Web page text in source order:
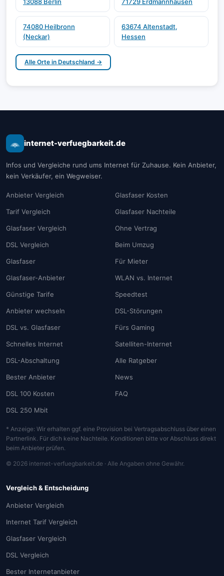
74080 Heilbronn
(Neckar)
63674 Altenstadt,
Hessen
Alle Orte in Deutschland →
internet-verfuegbarkeit.de
Infos und Vergleiche rund ums Internet für Zuhause. Kein Anbieter,
kein Verkäufer, ein Wegweiser.
Anbieter Vergleich
Tarif Vergleich
Glasfaser Vergleich
DSL Vergleich
Glasfaser
Glasfaser-Anbieter
Günstige Tarife
Anbieter wechseln
DSL vs. Glasfaser
Schnelles Internet
DSL-Abschaltung
Bester Anbieter
DSL 100 Kosten
DSL 250 Mbit
Glasfaser Kosten
Glasfaser Nachteile
Ohne Vertrag
Beim Umzug
Für Mieter
WLAN vs. Internet
Speedtest
DSL-Störungen
Fürs Gaming
Satelliten-Internet
Alle Ratgeber
News
FAQ
* Anzeige: Wir erhalten ggf. eine Provision bei Vertragsabschluss über einen
Partnerlink. Für dich keine Nachteile. Konditionen bitte vor Abschluss direkt
beim Anbieter prüfen.
© 2026 internet-verfuegbarkeit.de · Alle Angaben ohne Gewähr.
Vergleich & Entscheidung
Anbieter Vergleich
Internet Tarif Vergleich
Glasfaser Vergleich
DSL Vergleich
Bester Internetanbieter